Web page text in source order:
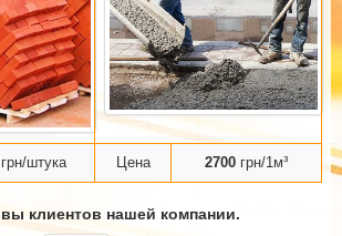
штука Цена 2700 грн/1м³
клиентов нашей компании.